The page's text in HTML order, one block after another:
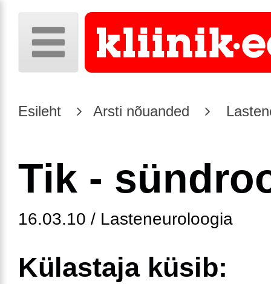
Esileht Arsti nõuanded
Tik -
16.03.10 / Lasteneuroloogia
Külastaja küsib: